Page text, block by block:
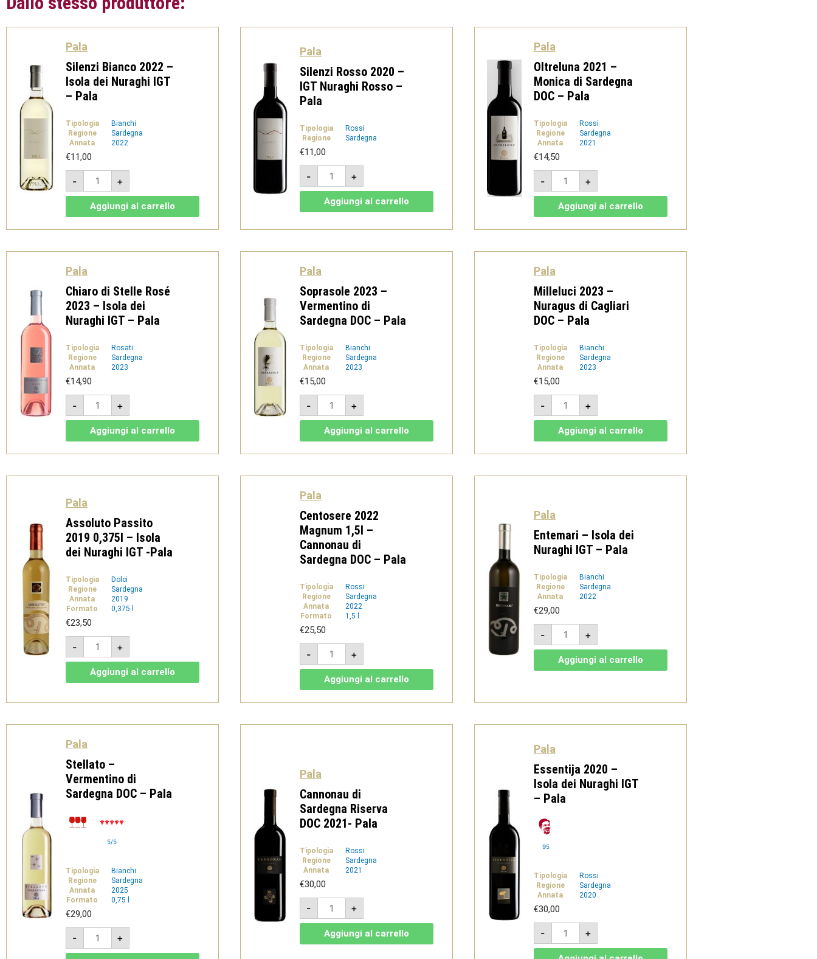
Pala
Silenzi Bianco 2022 –
Isola dei Nuraghi IGT
– Pala
Tipologia
Bianchi
Regione
Sardegna
Annata
2022
€11,00
-
Silenzi
Bianco
2022
Isola
dei
Nuraghi
+
Aggiungi al carrello
Pala
Silenzi Rosso 2020 –
IGT Nuraghi Rosso –
Pala
Tipologia
Rossi
Regione
Sardegna
€11,00
-
Silenzi
Rosso
2020
IGT
Nuraghi
-
quantità
+
Aggiungi al carrello
Pala
Oltreluna 2021 –
Monica di Sardegna
DOC – Pala
Tipologia
Rossi
Regione
Sardegna
Annata
2021
€14,50
-
Oltreluna
2021
-
Monica
di
Sardegna
DOC
+
Aggiungi al carrello
Pala
Chiaro di Stelle Rosé
2023 – Isola dei
Nuraghi IGT – Pala
Tipologia
Rosati
Regione
Sardegna
Annata
2023
€14,90
-
Chiaro
Stelle
Rosé
2023
-
Isola
Pala
quantità
+
Aggiungi al carrello
Pala
Soprasole 2023 –
Vermentino di
Sardegna DOC – Pala
Tipologia
Bianchi
Regione
Sardegna
Annata
2023
€15,00
-
Soprasole
2023
-
Vermentino
di
Sardegna
DOC
+
Aggiungi al carrello
Pala
Milleluci 2023 –
Nuragus di Cagliari
DOC – Pala
Tipologia
Bianchi
Regione
Sardegna
Annata
2023
€15,00
-
Milleluci
2023
-
Nuragus
di
Cagliari
DOC
+
Aggiungi al carrello
Pala
Assoluto Passito
2019 0,375l – Isola
dei Nuraghi IGT -Pala
Tipologia
Dolci
Regione
Sardegna
Annata
2019
Formato
0,375 l
€23,50
-
Assoluto
Passito
2019
0,375l
Isola
Nuraghi
-
quantità
+
Aggiungi al carrello
Pala
Centosere 2022
Magnum 1,5l –
Cannonau di
Sardegna DOC – Pala
Tipologia
Rossi
Regione
Sardegna
Annata
2022
Formato
1,5 l
€25,50
-
Centosere
2022
Magnum
1,5l
Cannonau
di
+
Aggiungi al carrello
Pala
Entemari – Isola dei
Nuraghi IGT – Pala
Tipologia
Bianchi
Regione
Sardegna
Annata
2022
€29,00
-
Entemari
Isola
dei
Nuraghi
IGT
quantità
+
Aggiungi al carrello
Pala
Stellato –
Vermentino di
Sardegna DOC – Pala
5/5
Tipologia
Bianchi
Regione
Sardegna
Annata
2025
Formato
0,75 l
€29,00
-
Stellato
Vermentino
+
Pala
Cannonau di
Sardegna Riserva
DOC 2021- Pala
Tipologia
Rossi
Regione
Sardegna
Annata
2021
€30,00
-
Cannonau
Sardegna
Riserva
DOC
2021-
+
Aggiungi al carrello
Pala
Essentija 2020 –
Isola dei Nuraghi IGT
– Pala
95
Tipologia
Rossi
Regione
Sardegna
Annata
2020
€30,00
-
Essentija
2020
-
Isola
+